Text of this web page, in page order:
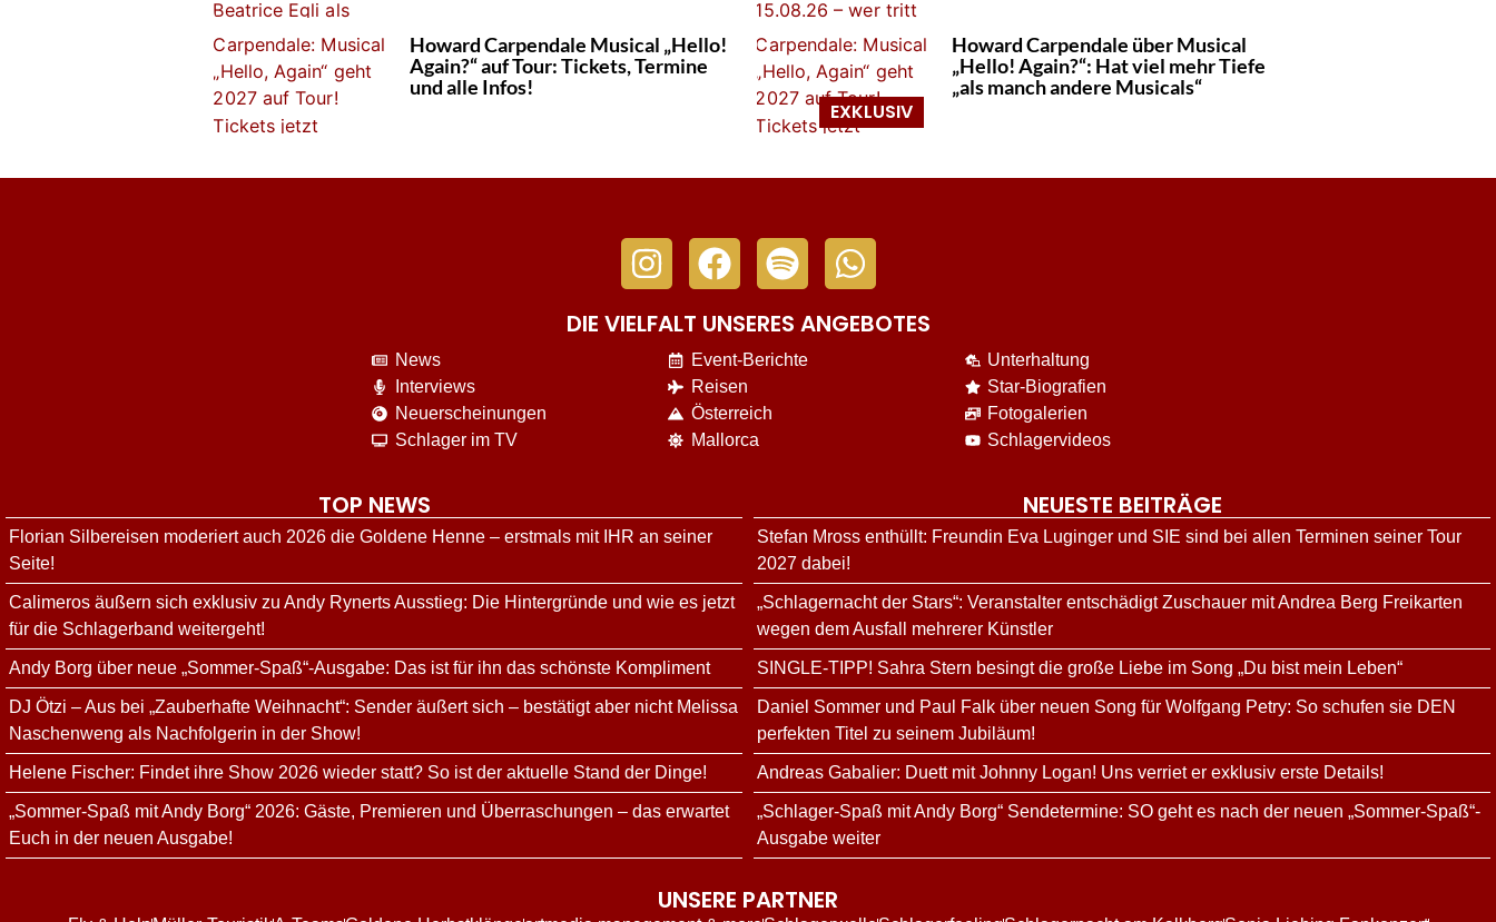
Howard Carpendale Musical „Hello!
Again?“ auf Tour: Tickets, Termine
und alle Infos!
Howard Carpendale über Musical
„Hello! Again?“: Hat viel mehr Tiefe
„als manch andere Musicals“
DIE VIELFALT UNSERES ANGEBOTES
News
Interviews
Neuerscheinungen
Schlager im TV
Event-Berichte
Reisen
Österreich
Mallorca
Unterhaltung
Star-Biografien
Fotogalerien
Schlagervideos
TOP NEWS
Florian Silbereisen moderiert auch 2026 die Goldene Henne – erstmals mit IHR an seiner
Seite!
Calimeros äußern sich exklusiv zu Andy Rynerts Ausstieg: Die Hintergründe und wie es jetzt
für die Schlagerband weitergeht!
Andy Borg über neue „Sommer-Spaß“-Ausgabe: Das ist für ihn das schönste Kompliment
DJ Ötzi – Aus bei „Zauberhafte Weihnacht“: Sender äußert sich – bestätigt aber nicht Melissa
Naschenweng als Nachfolgerin in der Show!
Helene Fischer: Findet ihre Show 2026 wieder statt? So ist der aktuelle Stand der Dinge!
„Sommer-Spaß mit Andy Borg“ 2026: Gäste, Premieren und Überraschungen – das erwartet
Euch in der neuen Ausgabe!
NEUESTE BEITRÄGE
Stefan Mross enthüllt: Freundin Eva Luginger und SIE sind bei allen Terminen seiner Tour
2027 dabei!
„Schlagernacht der Stars“: Veranstalter entschädigt Zuschauer mit Andrea Berg Freikarten
wegen dem Ausfall mehrerer Künstler
SINGLE-TIPP! Sahra Stern besingt die große Liebe im Song „Du bist mein Leben“
Daniel Sommer und Paul Falk über neuen Song für Wolfgang Petry: So schufen sie DEN
perfekten Titel zu seinem Jubiläum!
Andreas Gabalier: Duett mit Johnny Logan! Uns verriet er exklusiv erste Details!
„Schlager-Spaß mit Andy Borg“ Sendetermine: SO geht es nach der neuen „Sommer-Spaß“-
Ausgabe weiter
UNSERE PARTNER